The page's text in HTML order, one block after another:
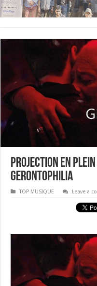
Projection en
Gerontophilia
TOP MUSIQUE Leave a